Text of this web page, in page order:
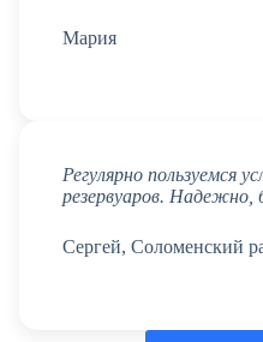
Мария
Регулярно пользуемся
резервуаров. Надежно,
Сергей, Соломенский